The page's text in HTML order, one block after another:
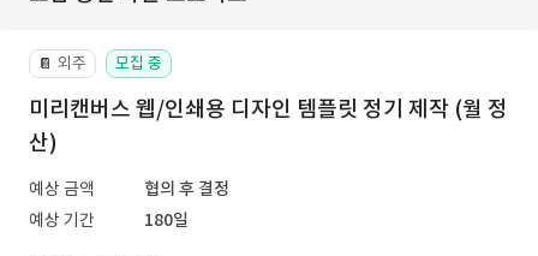
📔 외주 모집 중
미리캔버스 웹/인쇄용 디자인 템플릿 정기 제작 (월 정
산)
예상 금액
협의 후 결정
예상 기간
180일